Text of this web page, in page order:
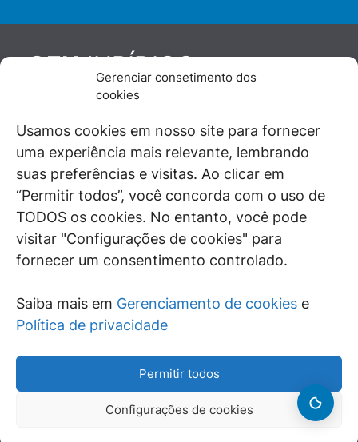
Gerenciar consetimento dos
cookies
Usamos cookies em nosso site para fornecer
uma experiência mais relevante, lembrando
suas preferências e visitas. Ao clicar em
“Permitir todos”, você concorda com o uso de
TODOS os cookies. No entanto, você pode
visitar "Configurações de cookies" para
fornecer um consentimento controlado.
Saiba mais em Gerenciamento de cookies e
Política de privacidade
Permitir todos
Configurações de cookies
GENJURÍDICO
De maneira independente, os autores e
juristas e doutrinadores nacionais, se posicionam
diante de questões relevantes do cotidiano e
universo jurídico.
SIGA